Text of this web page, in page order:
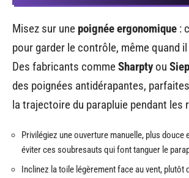
Misez sur une poignée ergonomique :
pour garder le contrôle, même quand
Des fabricants commeSharptyou
des poignées antidérapantes,
la trajectoire du parapluie pendant les
Privilégiez une ouverture manuelle, plus douce
éviter ces soubresauts qui font tanguer le
Inclinez la toile légèrement face au vent, plutôt